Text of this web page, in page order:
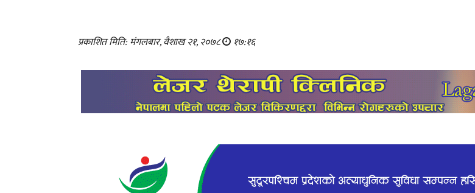
प्रकाशित मिति: मंगलबार, वैशाख २१, २०७८ १७:१६